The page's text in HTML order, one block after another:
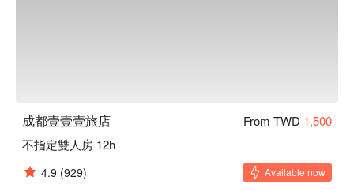
成都壹壹壹旅店 From TWD 1,500
不指定雙人房 12h
4.9 (929) Available now